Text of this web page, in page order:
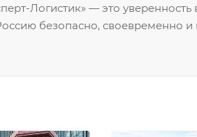
Логистик» — это уверенность
безопасно, своевременно